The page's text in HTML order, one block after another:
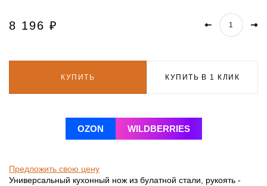
8 196 ₽
КУПИТЬ КУПИТЬ В 1 КЛИК
OZON WILDBERRIES
Предложить свою цену
Универсальный кухонный нож из булатной стали, рукоять -